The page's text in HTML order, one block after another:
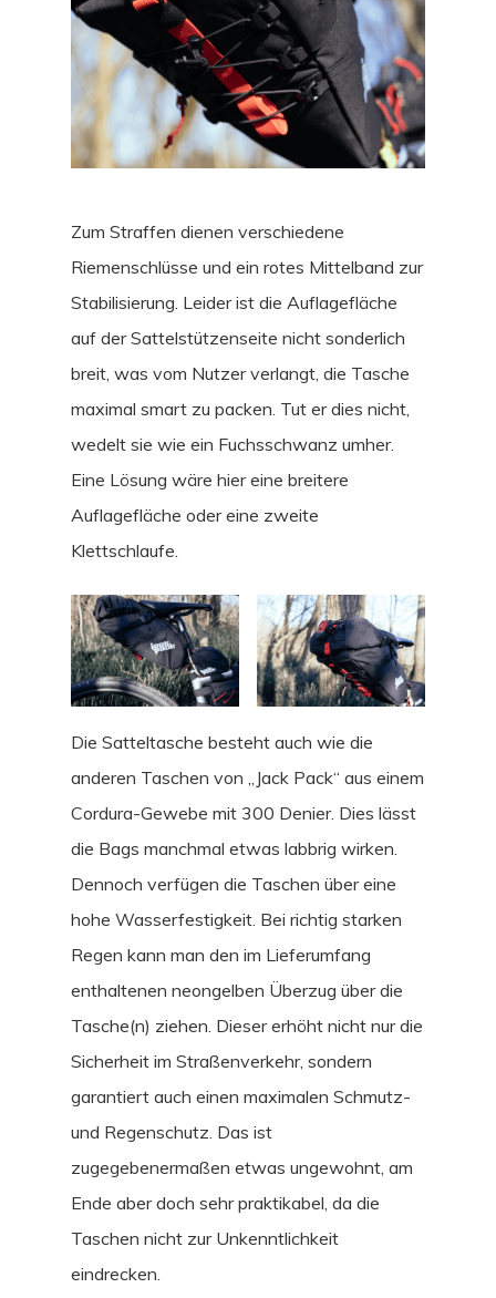
Zum Straffen dienen verschiedene
Riemenschlüsse und ein rotes Mittelband zur
Stabilisierung. Leider ist die Auflagefläche
auf der Sattelstützenseite nicht sonderlich
breit, was vom Nutzer verlangt, die Tasche
maximal smart zu packen. Tut er dies nicht,
wedelt sie wie ein Fuchsschwanz umher.
Eine Lösung wäre hier eine breitere
Auflagefläche oder eine zweite
Klettschlaufe.
Die Satteltasche besteht auch wie die
anderen Taschen von „Jack Pack“ aus einem
Cordura-Gewebe mit 300 Denier. Dies lässt
die Bags manchmal etwas labbrig wirken.
Dennoch verfügen die Taschen über eine
hohe Wasserfestigkeit. Bei richtig starken
Regen kann man den im Lieferumfang
enthaltenen neongelben Überzug über die
Tasche(n) ziehen. Dieser erhöht nicht nur die
Sicherheit im Straßenverkehr, sondern
garantiert auch einen maximalen Schmutz-
und Regenschutz. Das ist
zugegebenermaßen etwas ungewohnt, am
Ende aber doch sehr praktikabel, da die
Taschen nicht zur Unkenntlichkeit
eindrecken.
INTERVIEWS
CULTURE